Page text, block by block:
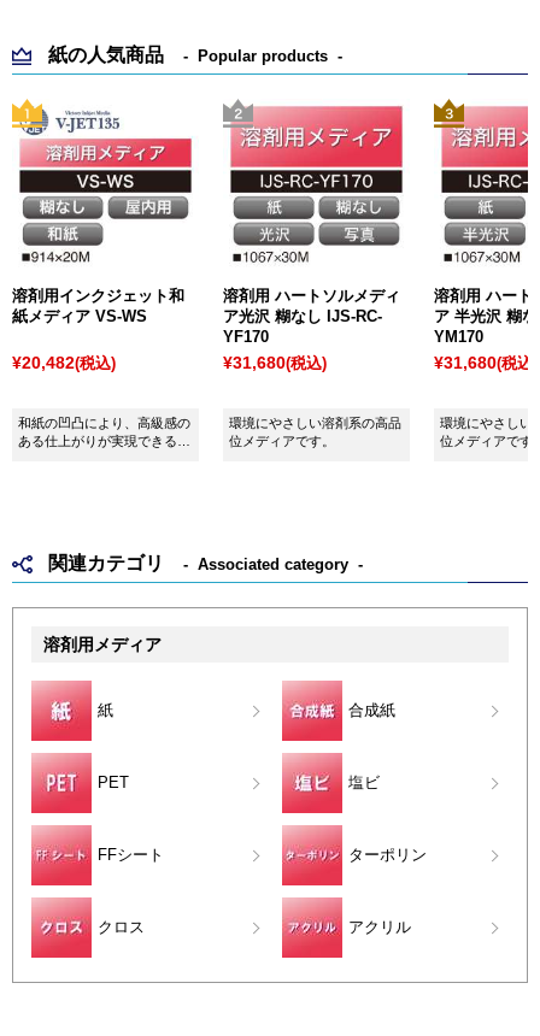
紙の人気商品 Popular products
溶剤用インクジェット和
紙メディア VS-WS
¥20,482(税込)
和紙の凹凸により、高級感の
ある仕上がりが実現できるメ
溶剤用 ハートソルメディ
ア光沢 糊なし IJS-RC-
YF170
¥31,680(税込)
環境にやさしい溶剤系の高品
位メディアです。
溶剤用 ハート
ア 半光沢 糊
YM170
¥31,680(税込)
環境にやさしい
位メディアです
関連カテゴリ Associated category
溶剤用メディア
紙 合成紙
PET 塩ビ
FFシート ターポリン
クロス アクリル